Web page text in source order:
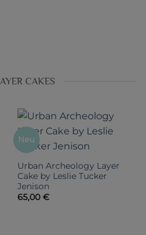
CAKES
Neu
Urban Archeology Layer
Cake by Leslie Tucker
Jenison
65,00 €